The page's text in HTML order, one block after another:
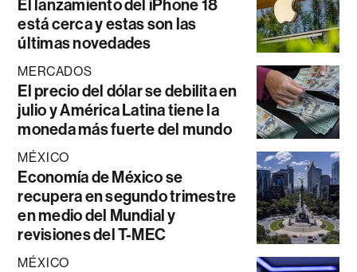
El lanzamiento del iPhone 18
está cerca y estas son las
últimas novedades
MERCADOS
El precio del dólar se debilita en
julio y América Latina tiene la
moneda más fuerte del mundo
MÉXICO
Economía de México se
recupera en segundo trimestre
en medio del Mundial y
revisiones del T-MEC
MÉXICO